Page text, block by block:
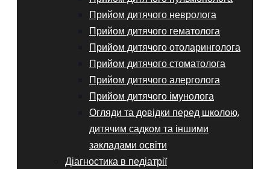
Прийом дитячого невролога
Прийом дитячого гематолога
Прийом дитячого отоларинголога
Прийом дитячого стоматолога
Прийом дитячого алерголога
Прийом дитячого імунолога
Огляди та довідки перед школою,
дитячим садком та іншими
закладами освіти
Діагностика в педіатрії